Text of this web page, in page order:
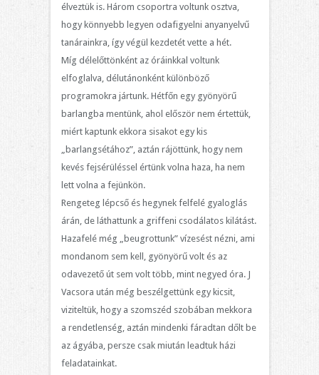
élveztük is. Három csoportra voltunk osztva,
hogy könnyebb legyen odafigyelni anyanyelvű
tanárainkra, így végül kezdetét vette a hét.
Míg délelőttönként az óráinkkal voltunk
elfoglalva, délutánonként különböző
programokra jártunk. Hétfőn egy gyönyörű
barlangba mentünk, ahol először nem értettük,
miért kaptunk ekkora sisakot egy kis
„barlangsétához”, aztán rájöttünk, hogy nem
kevés fejsérüléssel értünk volna haza, ha nem
lett volna a fejünkön.
Rengeteg lépcső és hegynek felfelé gyaloglás
árán, de láthattunk a griffeni csodálatos kilátást.
Hazafelé még „beugrottunk” vízesést nézni, ami
mondanom sem kell, gyönyörű volt és az
odavezető út sem volt több, mint negyed óra. J
Vacsora után még beszélgettünk egy kicsit,
viziteltük, hogy a szomszéd szobában mekkora
a rendetlenség, aztán mindenki fáradtan dőlt be
az ágyába, persze csak miután leadtuk házi
feladatainkat.